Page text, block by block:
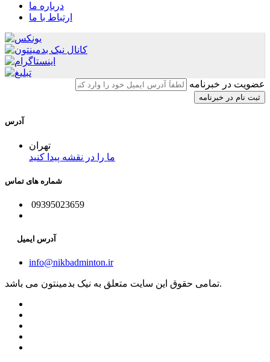
درباره ما
ارتباط با ما
عضویت در خبرنامه
آدرس
تهران
ما را در نقشه پیدا کنید
شماره های تماس
09395023659
آدرس ایمیل
info@nikbadminton.ir
تمامی حقوق این سایت متعلق به نیک بدمینتون می باشد.